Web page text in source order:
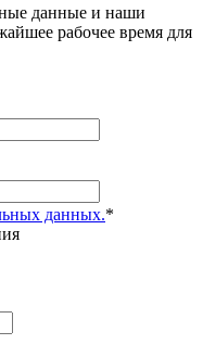
данные и наши
рабочее время для
данных.*